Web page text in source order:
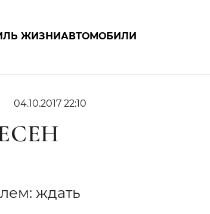
ЖИЗНИАВТОМОБИЛИ
04.10.2017 22:10
ждать